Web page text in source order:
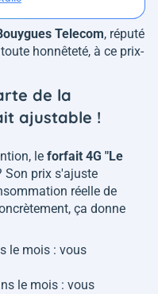
Telecom, réputé
honnêteté, à ce prix-
de la
ajustable !
le forfait 4G "Le
Son prix s'ajuste
réelle de
ça donne
le mois : vous
le mois : vous